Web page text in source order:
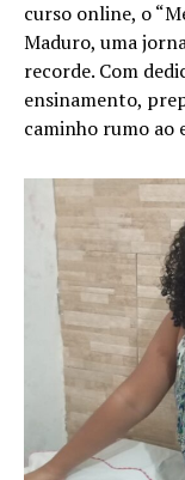
curso online, o
Maduro, uma
recorde. Com
ensinamento,
caminho rumo ao